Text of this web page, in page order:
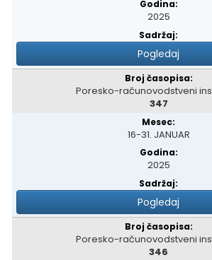
2025
Pogledaj
Poresko-računovodstveni
347
16-31. JANUAR
2025
Pogledaj
Poresko-računovodstveni
346